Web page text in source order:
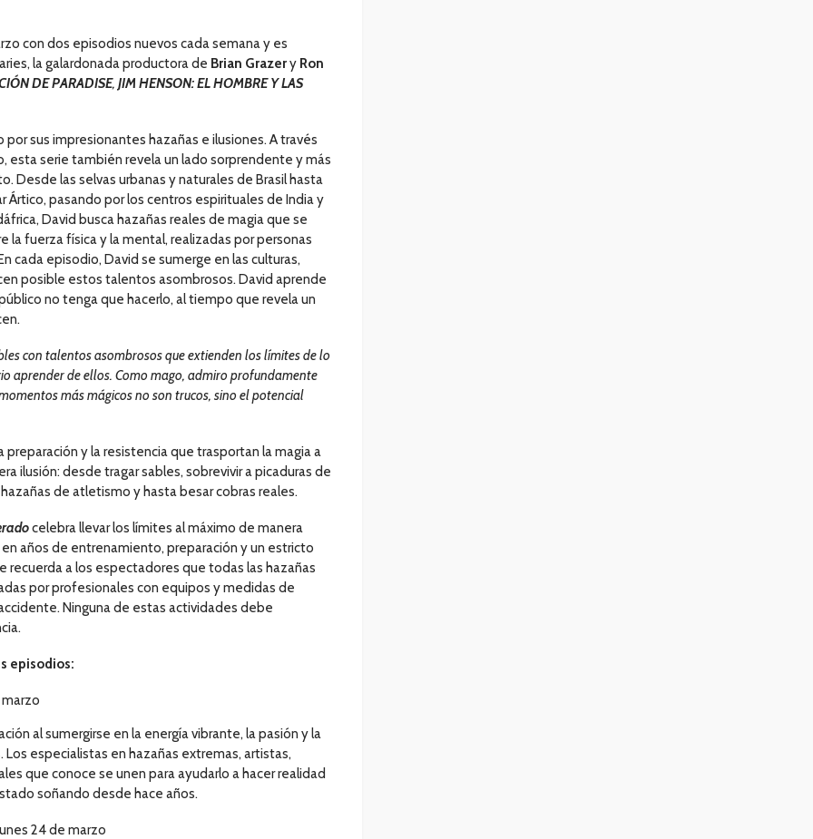
con dos episodios nuevos cada semana y es
la galardonada productora de Brian Grazery Ron
DE PARADISE, JIM HENSON: EL HOMBRE Y LAS
sus impresionantes hazañas e ilusiones. A través
serie también revela un lado sorprendente y más
Desde las selvas urbanas y naturales de Brasil hasta
Ártico, pasando por los centros espirituales de India y
David busca hazañas reales de magia que se
la fuerza física y la mental, realizadas por personas
cada episodio, David se sumerge en las culturas,
posible estos talentos asombrosos. David aprende
no tenga que hacerlo, al tiempo que revela un
con talentos asombrosos que extienden los límites de lo
aprender de ellos. Como mago, admiro profundamente
más mágicos no son trucos, sino el potencial
preparación y la resistencia que trasportan la magia a
ilusión: desde tragar sables, sobrevivir a picaduras de
de atletismo y hasta besar cobras reales.
celebra llevar los límites al máximo de manera
años de entrenamiento, preparación y un estricto
a los espectadores que todas las hazañas
por profesionales con equipos y medidas de
Ninguna de estas actividades debe
episodios:
marzo
al sumergirse en la energía vibrante, la pasión y la
especialistas en hazañas extremas, artistas,
que conoce se unen para ayudarlo a hacer realidad
soñando desde hace años.
24 de marzo